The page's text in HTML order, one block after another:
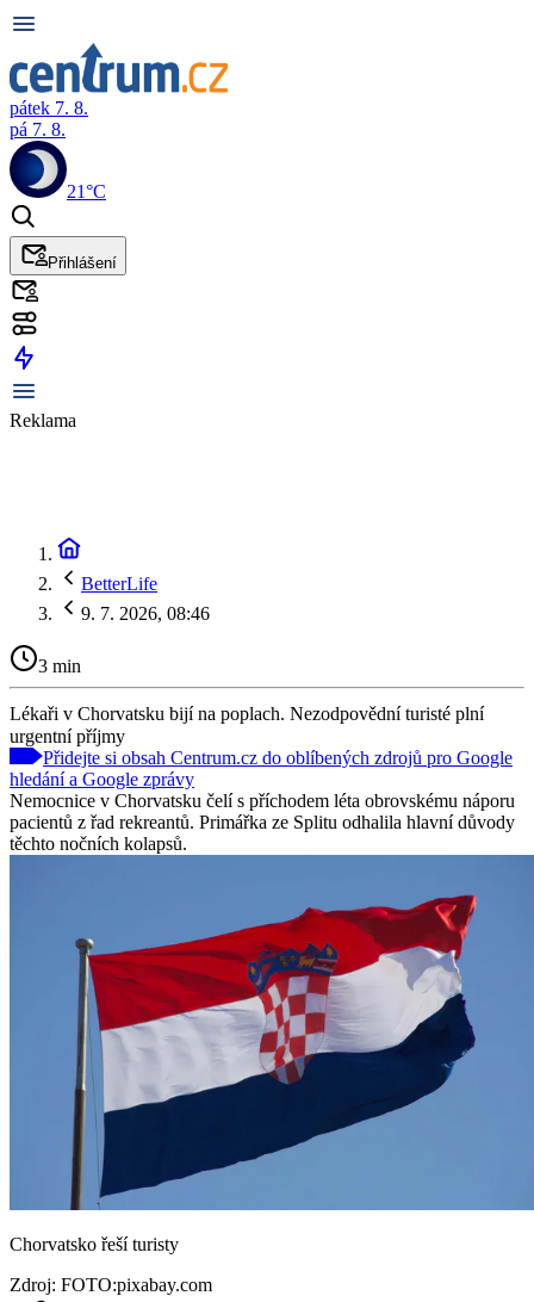
pátek 7. 8.
pá 7. 8.
21°C
Přihlášení
Reklama
BetterLife
9. 7. 2026, 08:46
3 min
Lékaři v Chorvatsku bijí na poplach. Nezodpovědní turisté plní
urgentní příjmy
Přidejte si obsah Centrum.cz do oblíbených zdrojů pro Google
hledání a Google zprávy
Nemocnice v Chorvatsku čelí s příchodem léta obrovskému náporu
pacientů z řad rekreantů. Primářka ze Splitu odhalila hlavní důvody
těchto nočních kolapsů.
Chorvatsko řeší turisty
Zdroj: FOTO:pixabay.com